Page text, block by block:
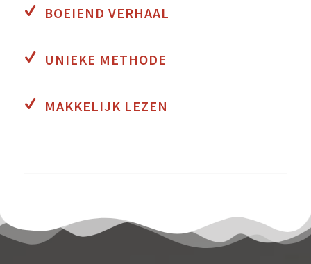
BOEIEND VERHAAL
UNIEKE METHODE
MAKKELIJK LEZEN